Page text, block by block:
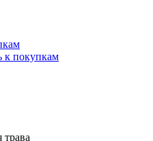
к покупкам